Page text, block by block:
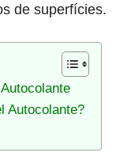
de superfícies.
Autocolante?